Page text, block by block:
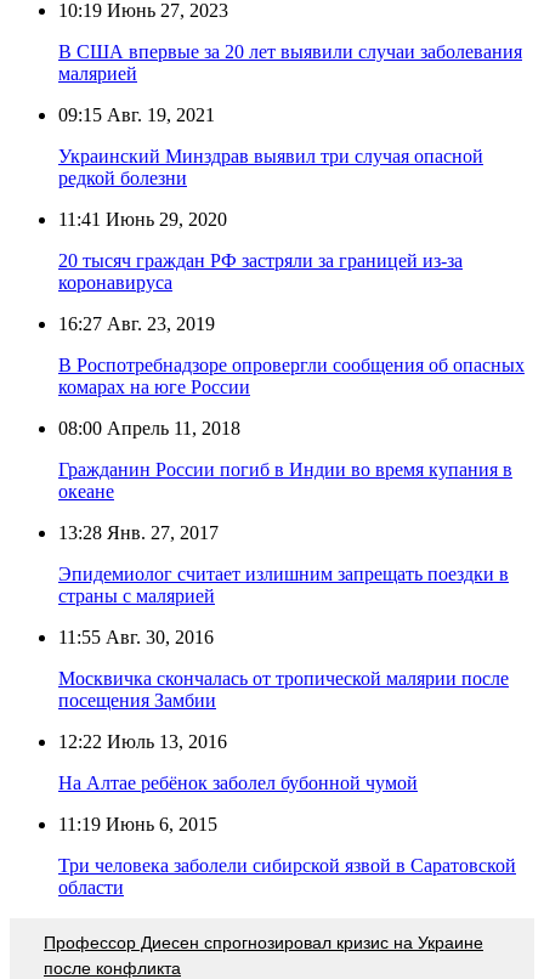
10:19 Июнь 27, 2023
В США впервые за 20 лет выявили случаи заболевания
малярией
09:15 Авг. 19, 2021
Украинский Минздрав выявил три случая опасной
редкой болезни
11:41 Июнь 29, 2020
20 тысяч граждан РФ застряли за границей из-за
коронавируса
16:27 Авг. 23, 2019
В Роспотребнадзоре опровергли сообщения об опасных
комарах на юге России
08:00 Апрель 11, 2018
Гражданин России погиб в Индии во время купания в
океане
13:28 Янв. 27, 2017
Эпидемиолог считает излишним запрещать поездки в
страны с малярией
11:55 Авг. 30, 2016
Москвичка скончалась от тропической малярии после
посещения Замбии
12:22 Июль 13, 2016
На Алтае ребёнок заболел бубонной чумой
11:19 Июнь 6, 2015
Три человека заболели сибирской язвой в Саратовской
области
Профессор Диесен спрогнозировал кризис на Украине
после конфликта